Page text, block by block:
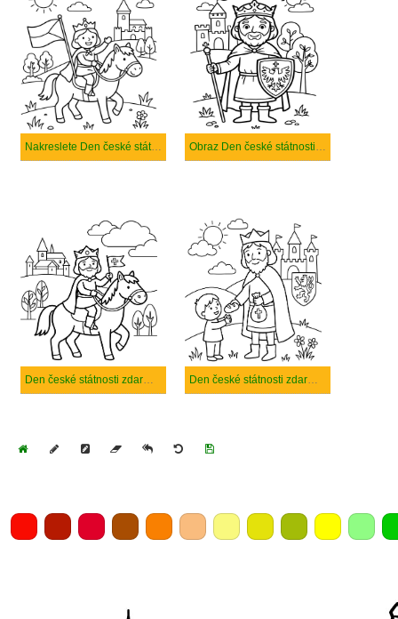
Nakreslete Den české státnosti základní